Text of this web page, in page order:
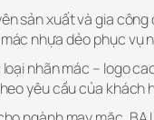
sản xuất và gia công
nhựa dẻo phục vụ
nhãn mác – logo
yêu cầu của khách